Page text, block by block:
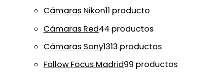
Cámaras Nikon11 producto
Cámaras Red44 productos
Cámaras Sony1313 productos
Follow Focus Madrid99 productos